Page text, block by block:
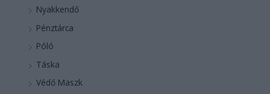
Nyakkendő
Pénztárca
Póló
Táska
Védő Maszk